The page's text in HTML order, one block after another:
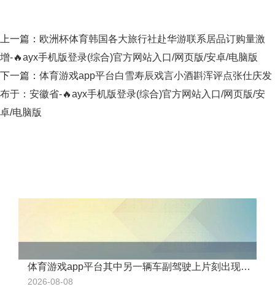
上一篇： 欧洲杯体育韩国各大旅行社赴华游联系居品订购量激
增-🔥ayx手机版登录(综合)官方网站入口/网页版/安卓/电脑版
下一篇： 体育游戏app平台白雪寿辰戏言小酒斟浑评点张仕庆发
布于：安徽省-🔥ayx手机版登录(综合)官方网站入口/网页版/安
卓/电脑版
体育游戏app平台其中另一辆车副驾驶上片刻出现戴面具的东说念主-🔥ayx手机版登录(综合)官方网站入口/网页版/安卓/电脑版
2026-08-08